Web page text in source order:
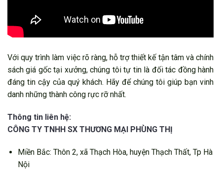
Với quy trình làm việc rõ ràng, hỗ trợ thiết kế tận tâm và chính
sách giá gốc tại xưởng, chúng tôi tự tin là đối tác đồng hành
đáng tin cậy của quý khách. Hãy để chúng tôi giúp bạn vinh
danh những thành công rực rỡ nhất.
Thông tin liên hệ:
CÔNG TY TNHH SX THƯƠNG MẠI PHÙNG THỊ
Miền Bắc: Thôn 2, xã Thạch Hòa, huyện Thạch Thất, Tp Hà
Nội